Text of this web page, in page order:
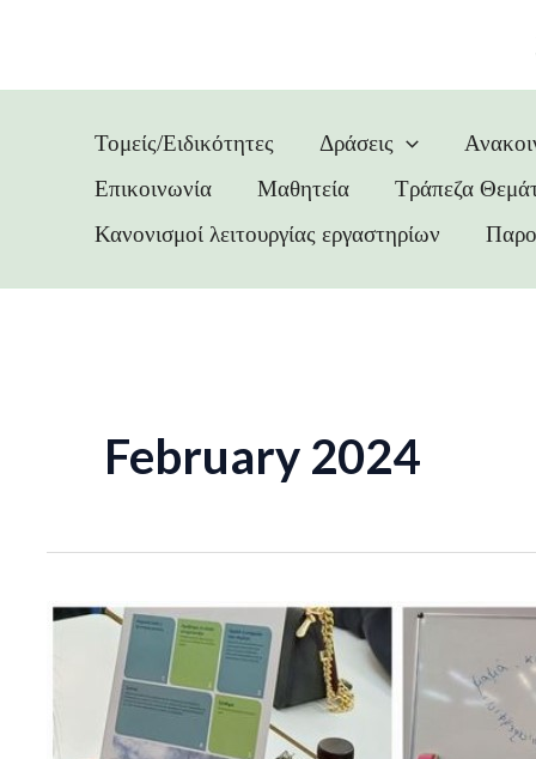
Τομείς/Ειδικότητες Δράσεις
Επικοινωνία
Μαθητεία Τράπεζα
Κανονισμοί λειτουργίας εργαστηρίων
February 2024
Skills
Δεξιότητες